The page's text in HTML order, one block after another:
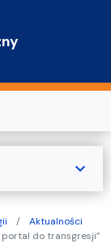
Aktualności
portal do transgresji”
expand_more